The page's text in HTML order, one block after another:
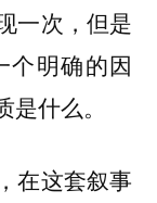
一次，但是
个明确的因
什么。
在这套叙事